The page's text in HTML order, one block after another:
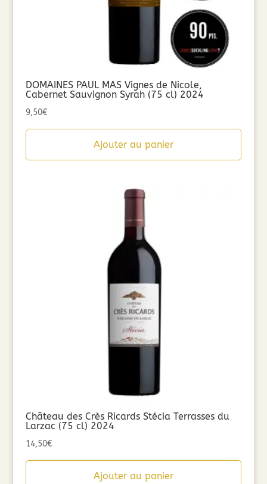
DOMAINES PAUL MAS Vignes de Nicole,
Cabernet Sauvignon Syrah (75 cl) 2024
9,50€
Ajouter au panier
Château des Crès Ricards Stécia Terrasses du
Larzac (75 cl) 2024
14,50€
Ajouter au panier